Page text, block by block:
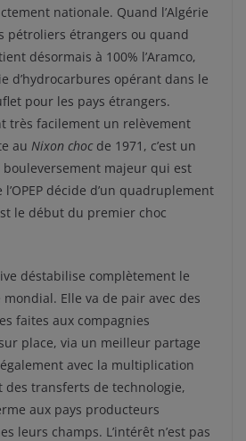
nationale. Quand l’Algérie
pétroliers étrangers ou quand
désormais à 100% l’Aramco,
d’hydrocarbures opérant dans le
pour les pays étrangers.
très facilement un relèvement
au Nixon chocde 1971, c’est un
majeur qui est
décide d’un quadruplement
le début du premier choc
déstabilise complètement le
Elle va de pair avec des
faites aux compagnies
place, via un meilleur partage
avec la multiplication
des transferts de technologie,
aux pays producteurs
leurs champs. L’intérêt n’est pas